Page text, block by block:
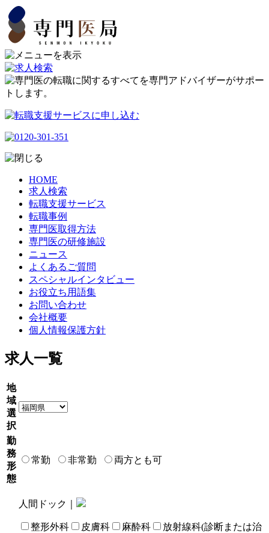
HOME
求人検索
転職支援サービス
転職事例
専門医取得方法
専門医の研修施設
ニュース
よくあるご質問
スペシャルインタビュー
お役立ち用語集
お問い合わせ
会社概要
個人情報保護方針
求人一覧
地
域
選
択
勤
務
形
態
常勤 非常勤 両方とも可
人間ドック｜
整形外科 皮膚科 麻酔科
放射線科(診断または治